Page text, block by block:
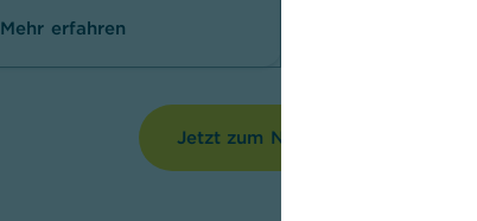
Mehr erfahren
Jetzt zum Newsletter anmelden